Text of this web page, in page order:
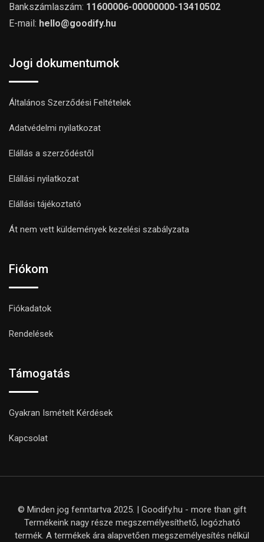
Bankszámlaszám: 11600006-00000000-13410502
E-mail: hello@goodify.hu
Jogi dokumentumok
Általános Szerződési Feltételek
Adatvédelmi nyilatkozat
Elállás a szerződéstől
Elállási nyilatkozat
Elállási tájékoztató
Át nem vett küldemények kezelési szabályzata
Fiókom
Fiókadatok
Rendelések
Támogatás
Gyakran Ismételt Kérdések
Kapcsolat
© Minden jog fenntartva 2025. | Goodify.hu - more than gift
Termékeink nagy része megszemélyesíthető, logózható
termék. A termékek ára alapvetően megszemélyesítés nélkül